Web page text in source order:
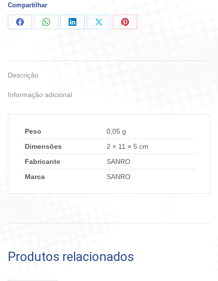
Compartilhar
CompartilharCompartilharCompartilharCompartilharCompartilhar
Descrição
Informação adicional
Peso
0,05 g
Dimensões
2 × 11 × 5 cm
Fabricante
SANRO
Marca
SANRO
Produtos relacionados